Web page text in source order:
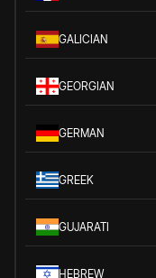
GALICIAN
GEORGIAN
GERMAN
GREEK
GUJARATI
HEBREW